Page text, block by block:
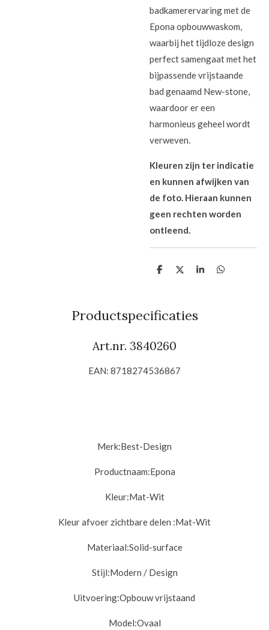
badkamerervaring met de
Epona opbouwwaskom,
waarbij het tijdloze design
perfect samengaat met het
bijpassende vrijstaande
bad genaamd New-stone,
waardoor er een
harmonieus geheel wordt
verweven.
Kleuren zijn ter indicatie
en kunnen afwijken van
de foto. Hieraan kunnen
geen rechten worden
ontleend.
D
n
D
S
D
Productspecificaties
Art.nr. 3840260
EAN: 8718274536867
Merk:Best-Design
Productnaam:Epona
Kleur:Mat-Wit
Kleur afvoer zichtbare delen :Mat-Wit
Materiaal:Solid-surface
Stijl:Modern / Design
Uitvoering:Opbouw vrijstaand
Model:Ovaal